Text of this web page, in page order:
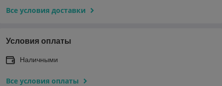
Все условия доставки
Условия оплаты
Наличными
Все условия оплаты